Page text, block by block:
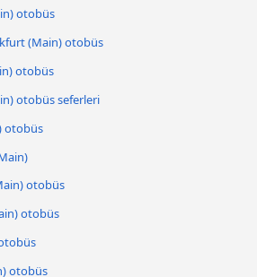
otobüs
(Main) otobüs
otobüs
otobüs seferleri
otobüs
otobüs
otobüs
otobüs